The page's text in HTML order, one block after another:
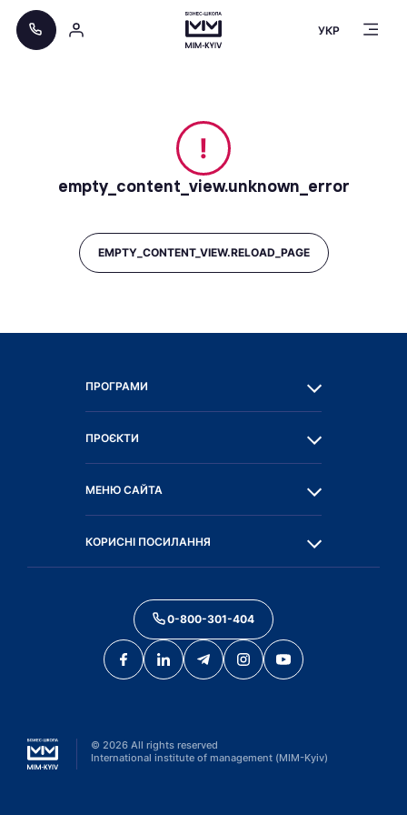
УКР
!
empty_content_view.unknown_error
EMPTY_CONTENT_VIEW.RELOAD_PAGE
ПРОГРАМИ
ПРОЄКТИ
МЕНЮ САЙТА
КОРИСНІ ПОСИЛАННЯ
0-800-301-404
© 2026 All rights reserved
International institute of management (MIM-Kyiv)